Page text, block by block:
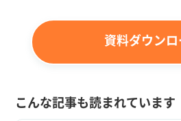
資料ダウンロ
こんな記事も読まれています